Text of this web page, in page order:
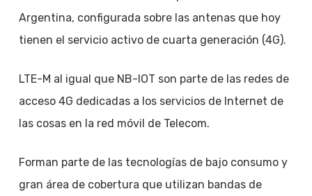
Argentina, configurada sobre las antenas que hoy
tienen el servicio activo de cuarta generación (4G).
LTE-M al igual que NB-IOT son parte de las redes de
acceso 4G dedicadas a los servicios de Internet de
las cosas en la red móvil de Telecom.
Forman parte de las tecnologías de bajo consumo y
gran área de cobertura que utilizan bandas de